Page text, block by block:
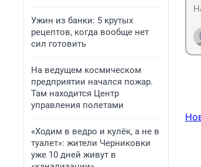
Ужин из банки: 5 крутых
рецептов, когда вообще нет
сил готовить
На ведущем космическом
предприятии начался пожар.
Там находится Центр
управления полетами
«Ходим в ведро и кулёк, а не в
туалет»: жители Черниковки
уже 10 дней живут в